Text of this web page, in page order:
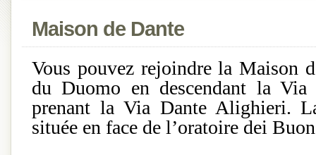
Maison de Dante
Vous pouvez rejoindre la Maison
du Duomo en descendant la
prenant la Via Dante Alighieri.
située en face de l’oratoire dei